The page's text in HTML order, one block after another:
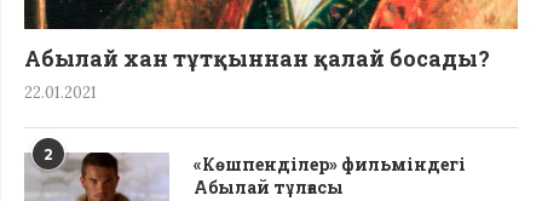
Абылай хан тұтқыннан қалай босады?
22.01.2021
2
«Көшпенділер» фильміндегі
Абылай тұлғасы